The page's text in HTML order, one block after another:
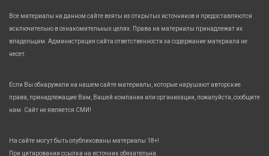
Все материалы на данном сайте взяты из открытых источников и предоставляются
исключительно в ознакомительных целях. Права на материалы принадлежат их
владельцам. Администрация сайта ответственности за содержание материала не
несет.
Если Вы обнаружили на нашем сайте материалы, которые нарушают авторские
права, принадлежащие Вам, Вашей компании или организации, пожалуйста, сообщите
нам. Сайт не является СМИ!
На сайте могут быть опубликованы материалы 18+!
При цитировании ссылка на источник обязательна.